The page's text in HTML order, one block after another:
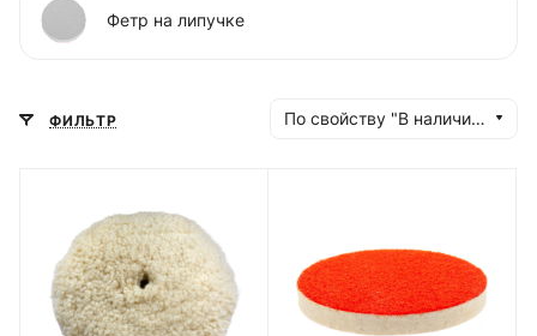
Фетр на липучке
ФИЛЬТР По свойству "В наличии" (убывание)